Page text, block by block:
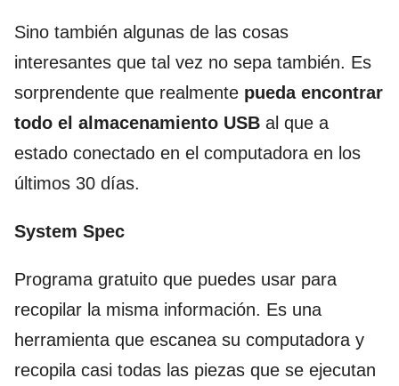
Sino también algunas de las cosas
interesantes que tal vez no sepa también. Es
sorprendente que realmente pueda encontrar
todo el almacenamiento USB al que a
estado conectado en el computadora en los
últimos 30 días.
System Spec
Programa gratuito que puedes usar para
recopilar la misma información. Es una
herramienta que escanea su computadora y
recopila casi todas las piezas que se ejecutan